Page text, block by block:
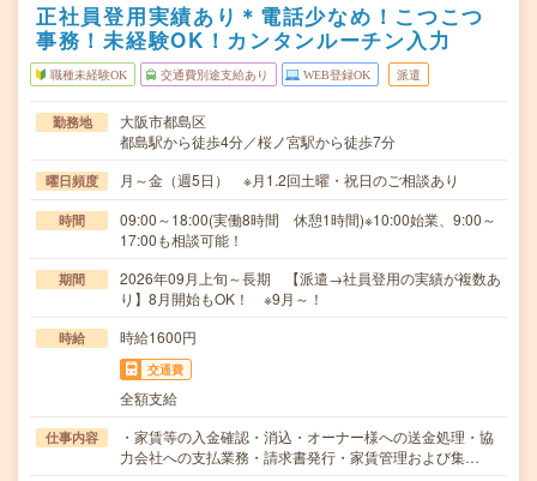
正社員登用実績あり＊電話少なめ！こつこつ
事務！未経験OK！カンタンルーチン入力
職種未経験OK 交通費別途支給あり WEB登録OK 派遣
勤務地
大阪市都島区
都島駅から徒歩4分／桜ノ宮駅から徒歩7分
曜日頻度 月～金（週5日） ※月1.2回土曜・祝日のご相談あり
時間
09:00～18:00(実働8時間 休憩1時間)※10:00始業、9:00～
17:00も相談可能！
期間
2026年09月上旬～長期 【派遣→社員登用の実績が複数あ
り】8月開始もOK！ ※9月～！
時給 時給1600円
交通費
全額支給
仕事内容
・家賃等の入金確認・消込・オーナー様への送金処理・協
力会社への支払業務・請求書発行・家賃管理および集…